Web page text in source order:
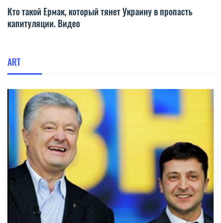
Кто такой Ермак, который тянет Украину в пропасть
капитуляции. Видео
ART